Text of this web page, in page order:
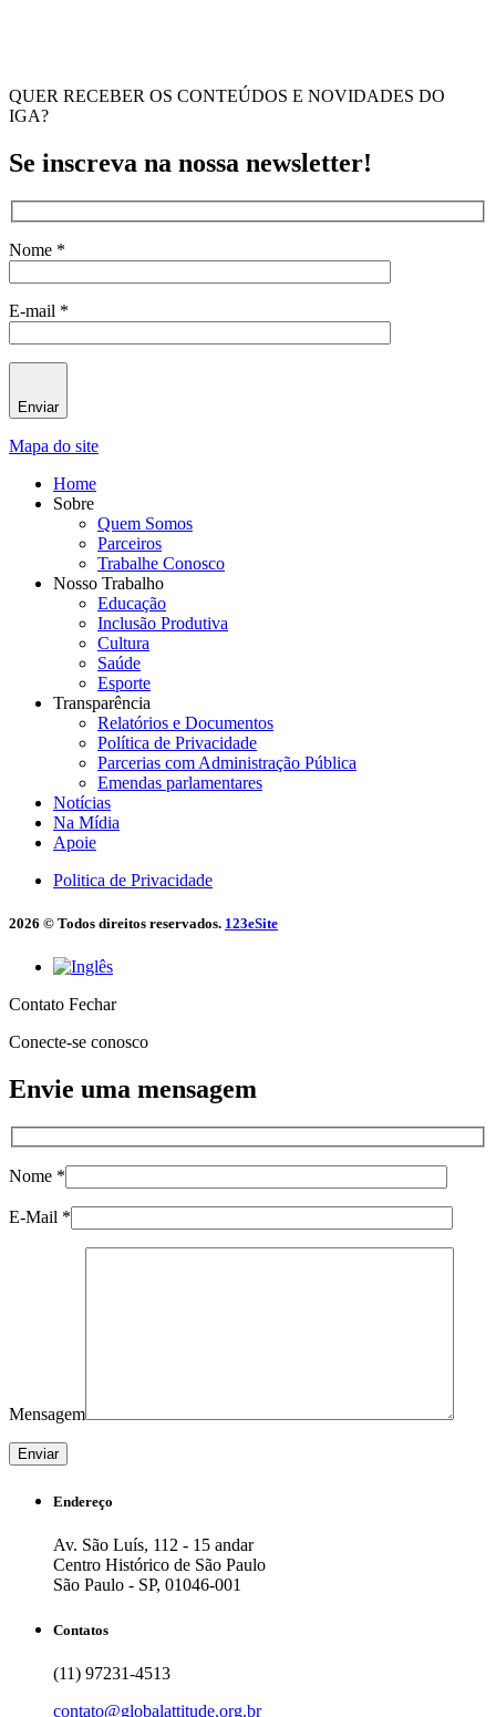
QUER RECEBER OS CONTEÚDOS E NOVIDADES DO
IGA?
Se inscreva na nossa newsletter!
Nome *
E-mail *
Enviar
Mapa do site
Home
Sobre
Quem Somos
Parceiros
Trabalhe Conosco
Nosso Trabalho
Educação
Inclusão Produtiva
Cultura
Saúde
Esporte
Transparência
Relatórios e Documentos
Política de Privacidade
Parcerias com Administração Pública
Emendas parlamentares
Notícias
Na Mídia
Apoie
Politica de Privacidade
2026 © Todos direitos reservados. 123eSite
Contato Fechar
Conecte-se conosco
Envie uma mensagem
Nome *
E-Mail *
Mensagem
Endereço
Av. São Luís, 112 - 15 andar
Centro Histórico de São Paulo
São Paulo - SP, 01046-001
Contatos
(11) 97231-4513
contato@globalattitude.org.br